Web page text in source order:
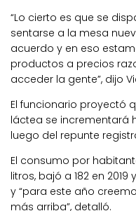
“Lo cierto es que se
sentarse a la mesa
acuerdo y en eso
productos a precios
acceder la gente”, dijo
El funcionario proyectó
láctea se incrementará
luego del repunte
El consumo por
litros, bajó a 182 en
y “para este año
más arriba”, detalló.